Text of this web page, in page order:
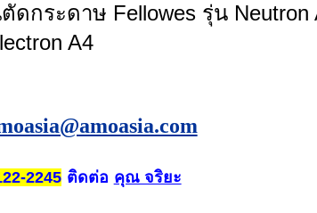
กระดาษ Fellowes รุ่น Neutron
A4
2245ติดต่อ คุณ จริยะ